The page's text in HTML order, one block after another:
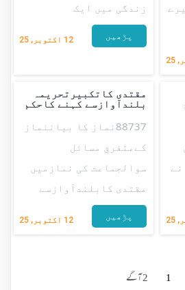
12 اکتوبر, 25
زندگی میں ایک
پڑھیں
مقتدی کاتکبیرتحریمہ
بلندآوازسے کہنے کاحکم
12 اکتوبر, 25
88737نماز کا بیاننماز
کےمتفرق مسائل
سوالجماعت کی نمازمیں
مقتدی کابلندآوازسے
پڑھیں
1
2آگے